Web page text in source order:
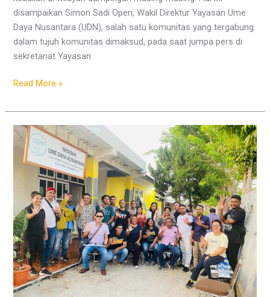
disampaikan Simon Sadi Open, Wakil Direktur Yayasan Ume
Daya Nusantara (UDN), salah satu komunitas yang tergabung
dalam tujuh komunitas dimaksud, pada saat jumpa pers di
sekretariat Yayasan
Read More »
Yayasan
UDN
Gelar
Sejumlah
Kegiatan